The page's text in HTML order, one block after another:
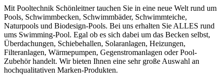
Mit Pooltechnik Schönleitner tauchen Sie in eine neue Welt rund um
Pools, Schwimmbecken, Schwimmbäder, Schwimmteiche,
Naturpools und Biodesign-Pools. Bei uns erhalten Sie ALLES rund
ums Swimming-Pool. Egal ob es sich dabei um das Becken selbst,
Überdachungen, Schiebehallen, Solaranlagen, Heizungen,
Filteranlagen, Wärmepumpen, Gegenstromanlagen oder Pool-
Zubehör handelt. Wir bieten Ihnen eine sehr große Auswahl an
hochqualitativen Marken-Produkten.